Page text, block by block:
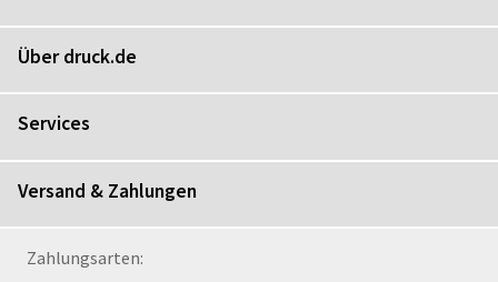
Über druck.de
Services
Versand & Zahlungen
Zahlungsarten: